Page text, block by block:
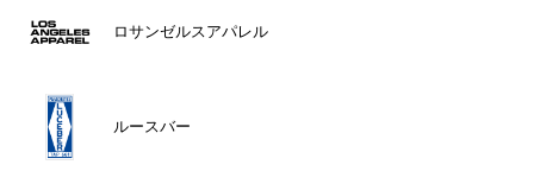
ロサンゼルスアパレル
ルースバー